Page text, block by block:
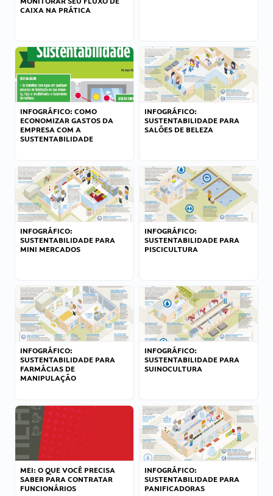
CAIXA NA PRÁTICA
INFOGRÁFICO: COMO
ECONOMIZAR GASTOS DA
EMPRESA COM A
SUSTENTABILIDADE
INFOGRÁFICO:
SUSTENTABILIDADE PARA
SALÕES DE BELEZA
INFOGRÁFICO:
SUSTENTABILIDADE PARA
MINI MERCADOS
INFOGRÁFICO:
SUSTENTABILIDADE PARA
PISCICULTURA
INFOGRÁFICO:
SUSTENTABILIDADE PARA
FARMÁCIAS DE
MANIPULAÇÃO
INFOGRÁFICO:
SUSTENTABILIDADE PARA
SUINOCULTURA
MEI: O QUE VOCÊ PRECISA
SABER PARA CONTRATAR
FUNCIONÁRIOS
INFOGRÁFICO:
SUSTENTABILIDADE PARA
PANIFICADORAS